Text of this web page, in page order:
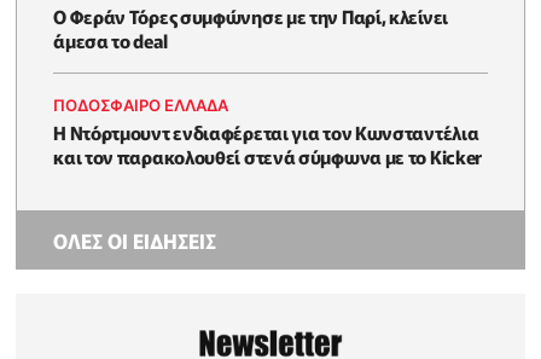
Ο Φεράν Τόρες συμφώνησε με την Παρί, κλείνει
άμεσα το deal
ΠΟΔΟΣΦΑΙΡΟ ΕΛΛΑΔΑ
Η Ντόρτμουντ ενδιαφέρεται για τον Κωνσταντέλια
και τον παρακολουθεί στενά σύμφωνα με το Kicker
ΟΛΕΣ ΟΙ ΕΙΔΗΣΕΙΣ